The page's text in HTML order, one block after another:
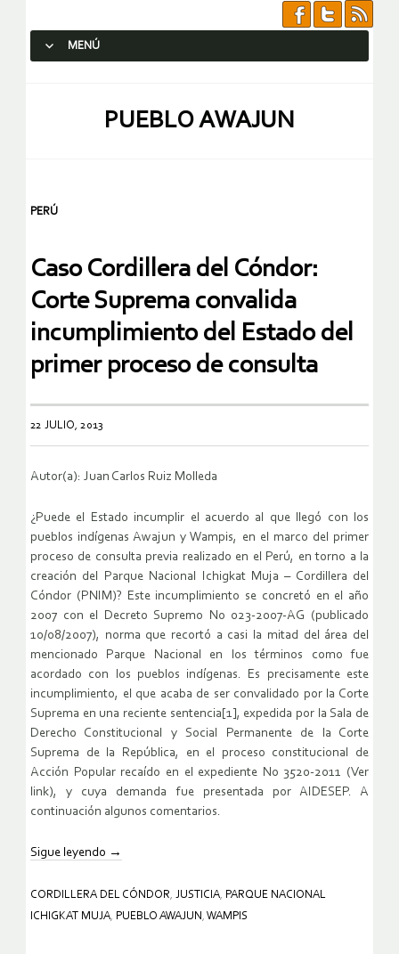
MENÚ
PUEBLO AWAJUN
PERÚ
Caso Cordillera del Cóndor:
Corte Suprema convalida
incumplimiento del Estado del
primer proceso de consulta
22 JULIO, 2013
Autor(a): Juan Carlos Ruiz Molleda
¿Puede el Estado incumplir el acuerdo al que llegó con los
pueblos indígenas Awajun y Wampis, en el marco del primer
proceso de consulta previa realizado en el Perú, en torno a la
creación del Parque Nacional Ichigkat Muja – Cordillera del
Cóndor (PNIM)? Este incumplimiento se concretó en el año
2007 con el Decreto Supremo No 023-2007-AG (publicado
10/08/2007), norma que recortó a casi la mitad del área del
mencionado Parque Nacional en los términos como fue
acordado con los pueblos indígenas. Es precisamente este
incumplimiento, el que acaba de ser convalidado por la Corte
Suprema en una reciente sentencia[1], expedida por la Sala de
Derecho Constitucional y Social Permanente de la Corte
Suprema de la República, en el proceso constitucional de
Acción Popular recaído en el expediente No 3520-2011 (Ver
link), y cuya demanda fue presentada por AIDESEP. A
continuación algunos comentarios.
Sigue leyendo →
CORDILLERA DEL CÓNDOR, JUSTICIA, PARQUE NACIONAL
ICHIGKAT MUJA, PUEBLO AWAJUN , WAMPIS